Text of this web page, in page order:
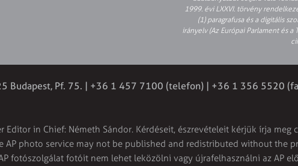
1999. évi LXXVI. törvény
(1) paragrafusa és a digitális
irányelv (Az Európai Parlament és a
Budapest, Pf. 75. | +36 1 457 7100 (telefon) | +36 1 356 5520
in Chief: Németh Sándor. Kérdéseit, észrevételeit kérjük írja meg
AP photo service may not be published and redistributed without the
fotószolgálat fotóit nem lehet leközölni vagy újrafelhasználni az AP